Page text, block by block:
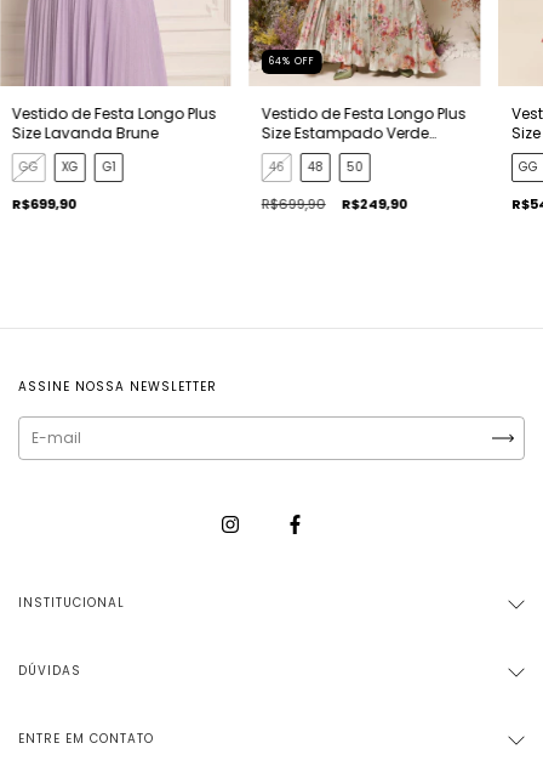
Vestido de Festa Longo Plus
Size Lavanda Brune
GG XG G1
R$699,90
64% OFF
Vestido de Festa Longo Plus
Size Estampado Verde
Menta Rafaela
46 48 50
R$699,90 R$249,90
GG
ASSINE NOSSA NEWSLETTER
INSTITUCIONAL
DÚVIDAS
ENTRE EM CONTATO